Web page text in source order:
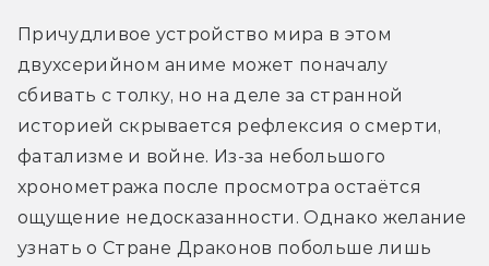
Причудливое устройство мира в этом
двухсерийном аниме может поначалу
сбивать с толку, но на деле за странной
историей скрывается рефлексия о смерти,
фатализме и войне. Из-за небольшого
хронометража после просмотра остаётся
ощущение недосказанности. Однако желание
узнать о Стране Драконов побольше лишь